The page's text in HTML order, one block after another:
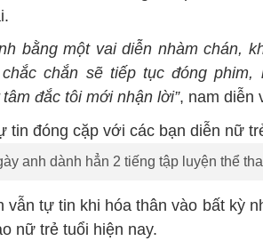
bằng một vai diễn nhàm chán,
chắn sẽ tiếp tục đóng phim,
đắc tôi mới nhận lời”, nam diễn
anh dành hẳn 2 tiếng tập luyện thể
vẫn tự tin khi hóa thân vào bất kỳ
nữ trẻ tuổi hiện nay.